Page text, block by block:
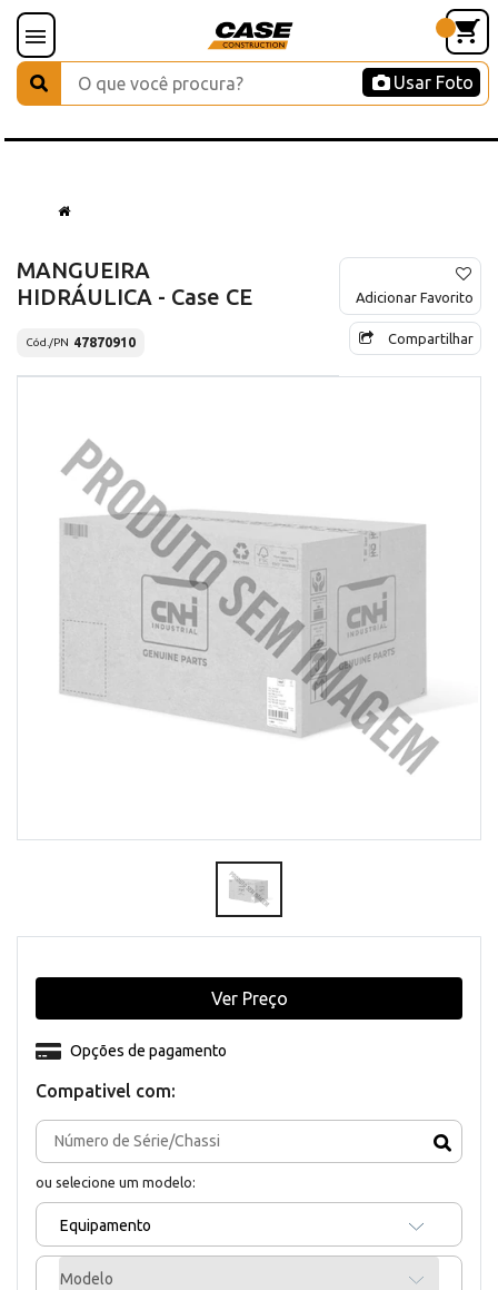
Usar Foto
MANGUEIRA
HIDRÁULICA - Case CE
Cód./PN 47870910
Adicionar Favorito
Compartilhar
Compativel com:
ou selecione um modelo:
Equipamento
Modelo
Opções de pagamento
Ver Preço